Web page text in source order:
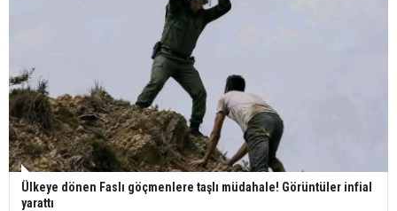
Ülkeye dönen Faslı göçmenlere taşlı müdahale! Görüntüler infial
yarattı